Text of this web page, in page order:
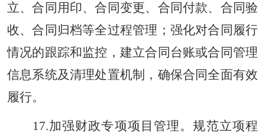
立、合同用印、合同变更、合同付款、合同验
收、合同归档等全过程管理；强化对合同履行
情况的跟踪和监控，建立合同台账或合同管理
信息系统及清理处置机制，确保合同全面有效
履行。
17.加强财政专项项目管理。规范立项程